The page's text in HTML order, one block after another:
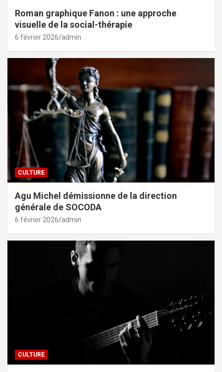
Roman graphique Fanon : une approche
visuelle de la social-thérapie
6 février 2026 admin
CULTURE
Agu Michel démissionne de la direction
générale de SOCODA
6 février 2026 admin
CULTURE